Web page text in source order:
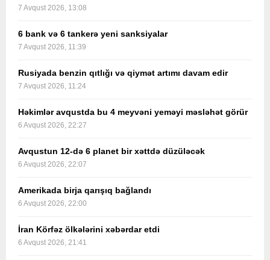
7 Avqust 2026, 13:08
6 bank və 6 tankerə yeni sanksiyalar
7 Avqust 2026, 11:39
Rusiyada benzin qıtlığı və qiymət artımı davam edir
7 Avqust 2026, 11:24
Həkimlər avqustda bu 4 meyvəni yeməyi məsləhət görür
6 Avqust 2026, 22:27
Avqustun 12-də 6 planet bir xəttdə düzüləcək
6 Avqust 2026, 22:07
Amerikada birja qarışıq bağlandı
6 Avqust 2026, 22:00
İran Körfəz ölkələrini xəbərdar etdi
6 Avqust 2026, 21:41